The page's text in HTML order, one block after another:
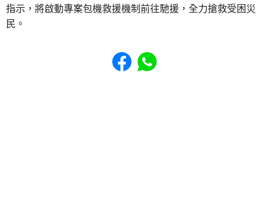
指示，將啟動專案包機救援機制前往馳援，全力搶救受困災
民。
Share to Facebook
Share to WhatsApp